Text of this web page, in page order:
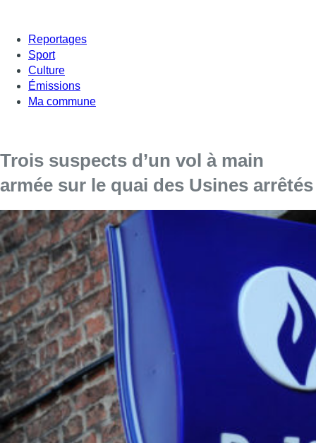
Reportages
Sport
Culture
Émissions
Ma commune
Trois suspects d’un vol à main
armée sur le quai des Usines arrêtés